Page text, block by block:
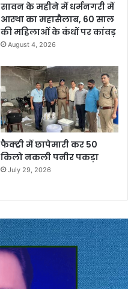
सावन के महीने में धर्मनगरी में
आस्था का महासैलाब, 60 साल
की महिलाओं के कंधों पर कांवड़
August 4, 2026
फैक्ट्री में छापेमारी कर 50
किलो नकली पनीर पकड़ा
July 29, 2026